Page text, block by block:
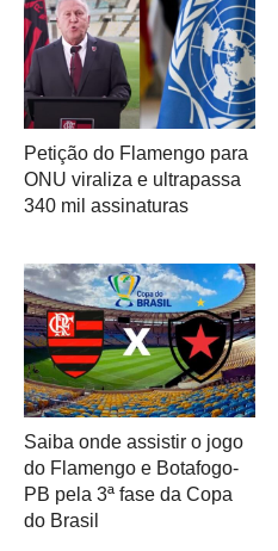
Petição do Flamengo para
ONU viraliza e ultrapassa
340 mil assinaturas
Saiba onde assistir o jogo
do Flamengo e Botafogo-
PB pela 3ª fase da Copa
do Brasil